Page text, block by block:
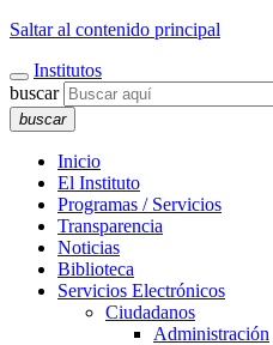
Saltar al contenido principal
Institutos
buscar
buscar
Inicio
El Instituto
Programas / Servicios
Transparencia
Noticias
Biblioteca
Servicios Electrónicos
Ciudadanos
Administración